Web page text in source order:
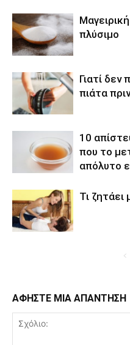
πλύσιμο
Γιατί δεν
πιάτα
10
που το
απόλυτο
Τι ζητάει
ΑΦΗΣΤΕ ΜΙΑ ΑΠΑΝΤΗΣΗ